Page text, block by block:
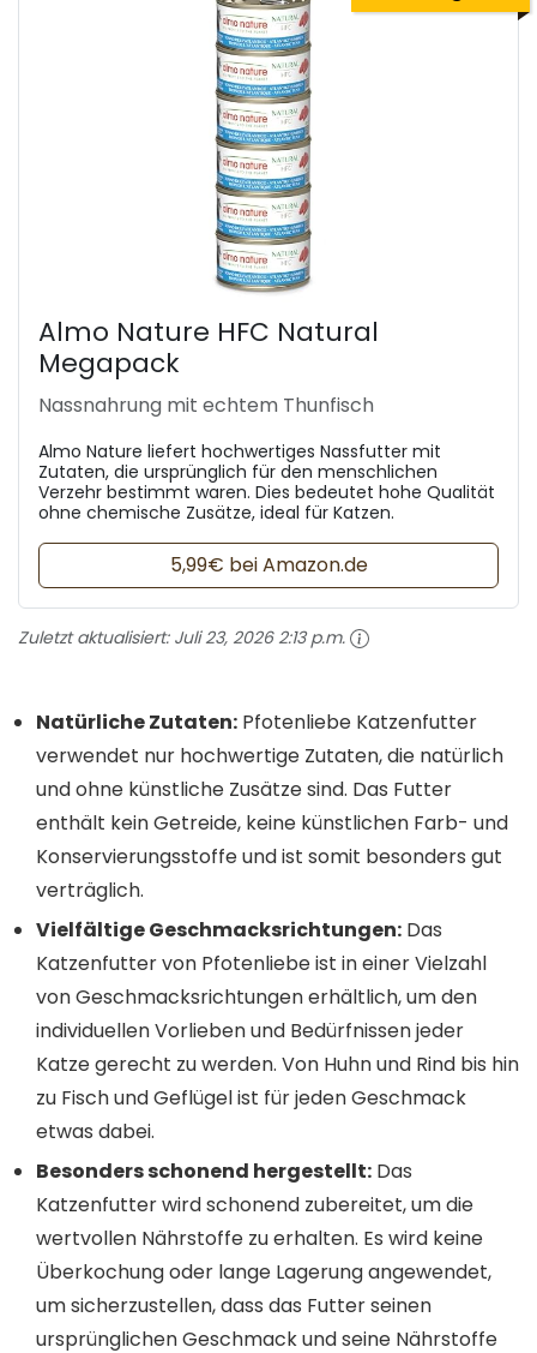
Almo Nature HFC Natural
Megapack
Nassnahrung mit echtem Thunfisch
Almo Nature liefert hochwertiges Nassfutter mit
Zutaten, die ursprünglich für den menschlichen
Verzehr bestimmt waren. Dies bedeutet hohe Qualität
ohne chemische Zusätze, ideal für Katzen.
5,99€ bei Amazon.de
Zuletzt aktualisiert: Juli 23, 2026 2:13 p.m.
Natürliche Zutaten: Pfotenliebe Katzenfutter
verwendet nur hochwertige Zutaten, die natürlich
und ohne künstliche Zusätze sind. Das Futter
enthält kein Getreide, keine künstlichen Farb- und
Konservierungsstoffe und ist somit besonders gut
verträglich.
Vielfältige Geschmacksrichtungen: Das
Katzenfutter von Pfotenliebe ist in einer Vielzahl
von Geschmacksrichtungen erhältlich, um den
individuellen Vorlieben und Bedürfnissen jeder
Katze gerecht zu werden. Von Huhn und Rind bis hin
zu Fisch und Geflügel ist für jeden Geschmack
etwas dabei.
Besonders schonend hergestellt: Das
Katzenfutter wird schonend zubereitet, um die
wertvollen Nährstoffe zu erhalten. Es wird keine
Überkochung oder lange Lagerung angewendet,
um sicherzustellen, dass das Futter seinen
ursprünglichen Geschmack und seine Nährstoffe